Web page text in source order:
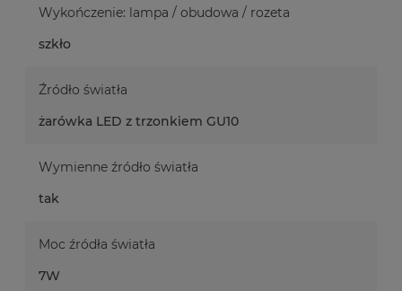
Wykończenie: lampa / obudowa / rozeta
szkło
Źródło światła
żarówka LED z trzonkiem GU10
Wymienne źródło światła
tak
Moc źródła światła
7W